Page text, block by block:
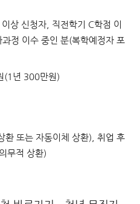
상 신청자, 직전학기 C학점 이
정 이수 중인 분(복학예정자 포
(1년 300만원)
환 또는 자동이체 상환), 취업 후
무적 상환)